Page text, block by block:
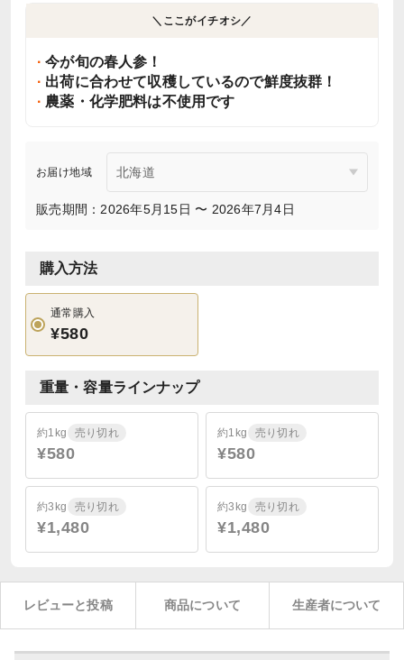
＼ここがイチオシ／
今が旬の春人参！
出荷に合わせて収穫しているので鮮度抜群！
農薬・化学肥料は不使用です
お届け地域
販売期間：2026年5月15日 〜 2026年7月4日
購入方法
通常購入
¥580
重量・容量ラインナップ
約1kg 売り切れ
¥580
約1kg 売り切れ
¥580
約3kg 売り切れ
¥1,480
約3kg 売り切れ
¥1,480
レビューと投稿 商品について 生産者について